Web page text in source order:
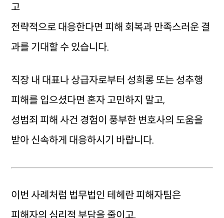
고
전략적으로 대응한다면 피해 회복과 만족스러운 결
과를 기대할 수 있습니다.
직장 내 대표나 상급자로부터 성희롱 또는 성추행
피해를 입으셨다면 혼자 고민하지 말고,
성범죄 피해 사건 경험이 풍부한 변호사의 도움을
받아 신속하게 대응하시기 바랍니다.
이번 사례처럼 법무법인 테헤란 피해자팀은
피해자의 심리적 부담을 줄이고,